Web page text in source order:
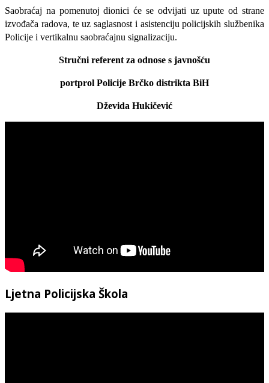
Saobraćaj na pomenutoj dionici će se odvijati uz upute od strane
izvođača radova, te uz saglasnost i asistenciju policijskih službenika
Policije i vertikalnu saobraćajnu signalizaciju.
Stručni referent za odnose s javnošću
portprol Policije Brčko distrikta BiH
Dževida Hukičević
Ljetna Policijska Škola